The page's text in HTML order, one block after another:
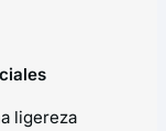
ligereza